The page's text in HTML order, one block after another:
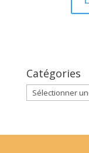
Catégories
Catégories